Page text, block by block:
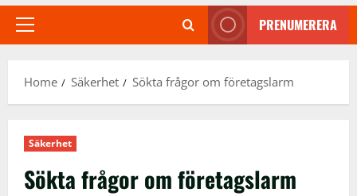
Primary
PRENUMERERA
Home Säkerhet Sökta frågor om företagslarm
Säkerhet
Sökta frågor om företagslarm